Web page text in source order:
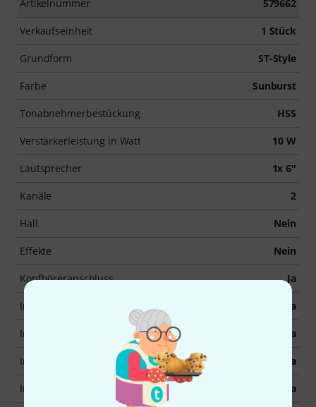
Artikelnummer 579662
Verkaufseinheit 1 Stück
Grundform ST-Style
Farbe Sunburst
Tonabnehmerbestückung HSS
Verstärkerleistung in Watt 10 W
Lautsprecher 1x 6"
Kanäle 2
Hall Nein
Effekte Nein
Kopfhöreranschluss Ja
Inkl. Koffer / Gigbag Ja
Inkl. Kabel Ja
Inkl. Plektren Ja
Inkl. Stimmgerät Ja